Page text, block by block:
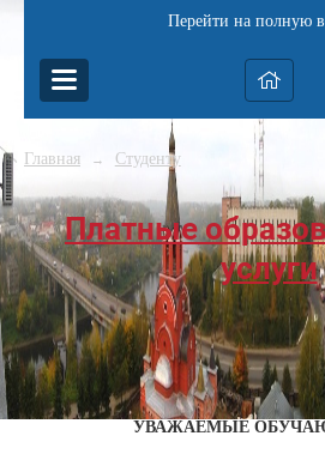
Перейти на полную
Главная → Студенту
Платные
услуги
УВАЖАЕМЫЕ